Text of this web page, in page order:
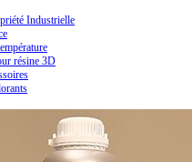
Industrielle
résine 3D